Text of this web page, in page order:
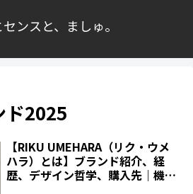
ンスと、ましゅ。
ド2025
【RIKU UMEHARA（リク・ウメ
ハラ）とは】ブランド紹介、経
歴、デザイン哲学、購入先｜機能